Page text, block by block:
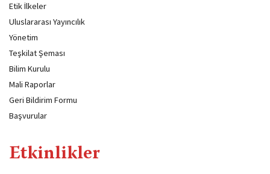
Etik İlkeler
Uluslararası Yayıncılık
Yönetim
Teşkilat Şeması
Bilim Kurulu
Mali Raporlar
Geri Bildirim Formu
Başvurular
Etkinlikler